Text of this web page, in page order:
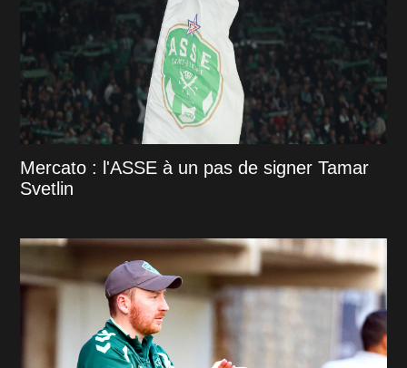
Mercato : l'ASSE à un pas de signer Tamar
Svetlin